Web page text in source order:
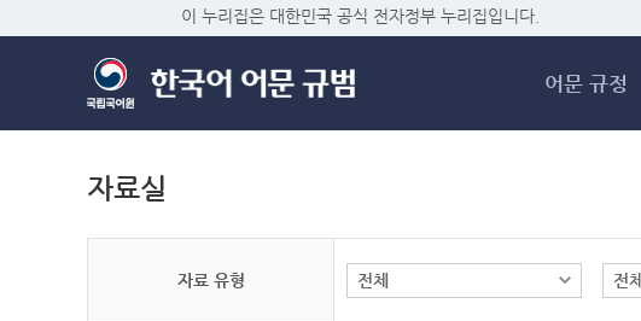
이 누리집은 대한민국 공식 전자정부 누리집입니다.
어문 규정
자료실
자료 유형